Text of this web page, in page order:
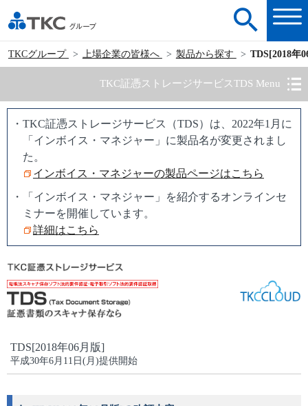
TKCグループ 上場企業の皆様へ 製品から探す TDS[2018年
TKC証憑ストレージサービスTDS Menu
・TKC証憑ストレージサービス（TDS）は、2022年1月に
「インボイス・マネジャー」に製品名が変更されまし
た。
インボイス・マネジャーの製品ページはこちら
・「インボイス・マネジャー」を紹介するオンラインセ
ミナーを開催しています。
詳細はこちら
TDS[2018年06月版]
平成30年6月11日(月)提供開始